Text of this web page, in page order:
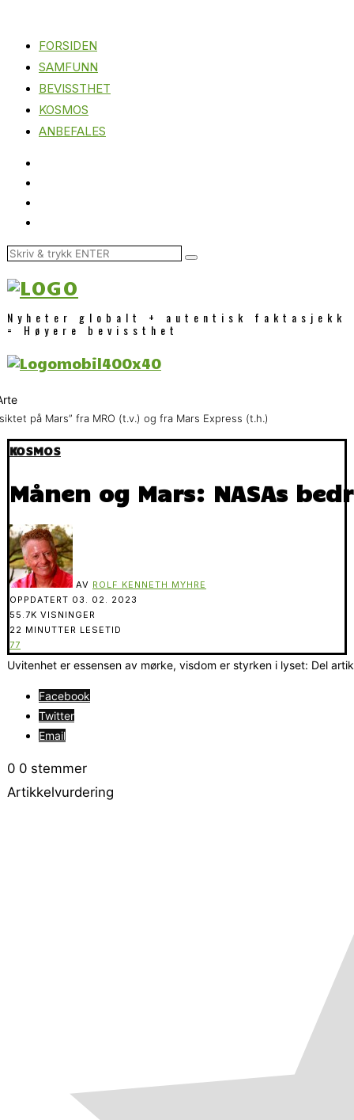
FORSIDEN
SAMFUNN
BEVISSTHET
KOSMOS
ANBEFALES
Nyheter globalt + autentisk faktasjekk
= Høyere bevissthet
på Mars” fra MRO (t.v.) og fra Mars Express (t.h.)
KOSMOS
Månen og Mars: NASAs
AV ROLF KENNETH MYHRE
OPPDATERT 03. 02. 2023
55.7K VISNINGER
22 MINUTTER LESETID
77
Uvitenhet er essensen av mørke, visdom er styrken i lyset: Del
Facebook
Twitter
Email
0 0 stemmer
Artikkelvurdering